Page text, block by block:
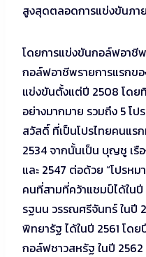
สูงสุดตลอดการแข่งขันภา
โดยการแข่งขันกอล์ฟอาชี
กอล์ฟอาชีพรายการแรกขอ
แข่งขันตั้งแต่ปี 2508 โดย
อย่างมากมาย รวมถึง 5 โ
สวัสดิ์ ที่เป็นโปรไทยคนแร
2534 จากนั้นเป็น บุญชู เรื
และ 2547 ต่อด้วย “โปรห
คนที่สามที่คว้าแชมป์ได้ในปี
รฐนน วรรณศรีจันทร์ ในปี
พิทยารัฐ ได้ในปี 2561 โด
กอล์ฟชาวสหรัฐ ในปี 2562